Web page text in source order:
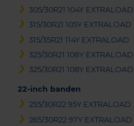
305/30R21 104Y EXTRALOAD
315/30R21 105Y EXTRALOAD
315/35R21 114Y EXTRALOAD
325/30R21 108Y EXTRALOAD
325/30R21 108Y EXTRALOAD
22-inch banden
255/30R22 95Y EXTRALOAD
265/30R22 97Y EXTRALOAD